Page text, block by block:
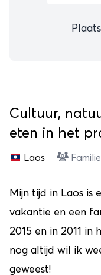
Cultuur,
eten in het
Laos
Mijn tijd in Laos is
vakantie en een
2015 en in 2011 in
nog altijd wil ik
geweest!